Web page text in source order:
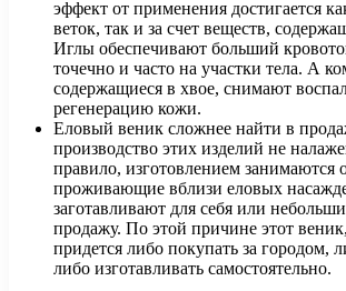
эффект от применения достигается
веток, так и за счет веществ,
Иглы обеспечивают больший
точечно и часто на участки тела. А
содержащиеся в хвое, снимают
регенерацию кожи.
Еловый веник сложнее найти в
производство этих изделий не
правило, изготовлением занимаются
проживающие вблизи еловых
заготавливают для себя или
продажу. По этой причине этот веник,
придется либо покупать за городом,
либо изготавливать самостоятельно.